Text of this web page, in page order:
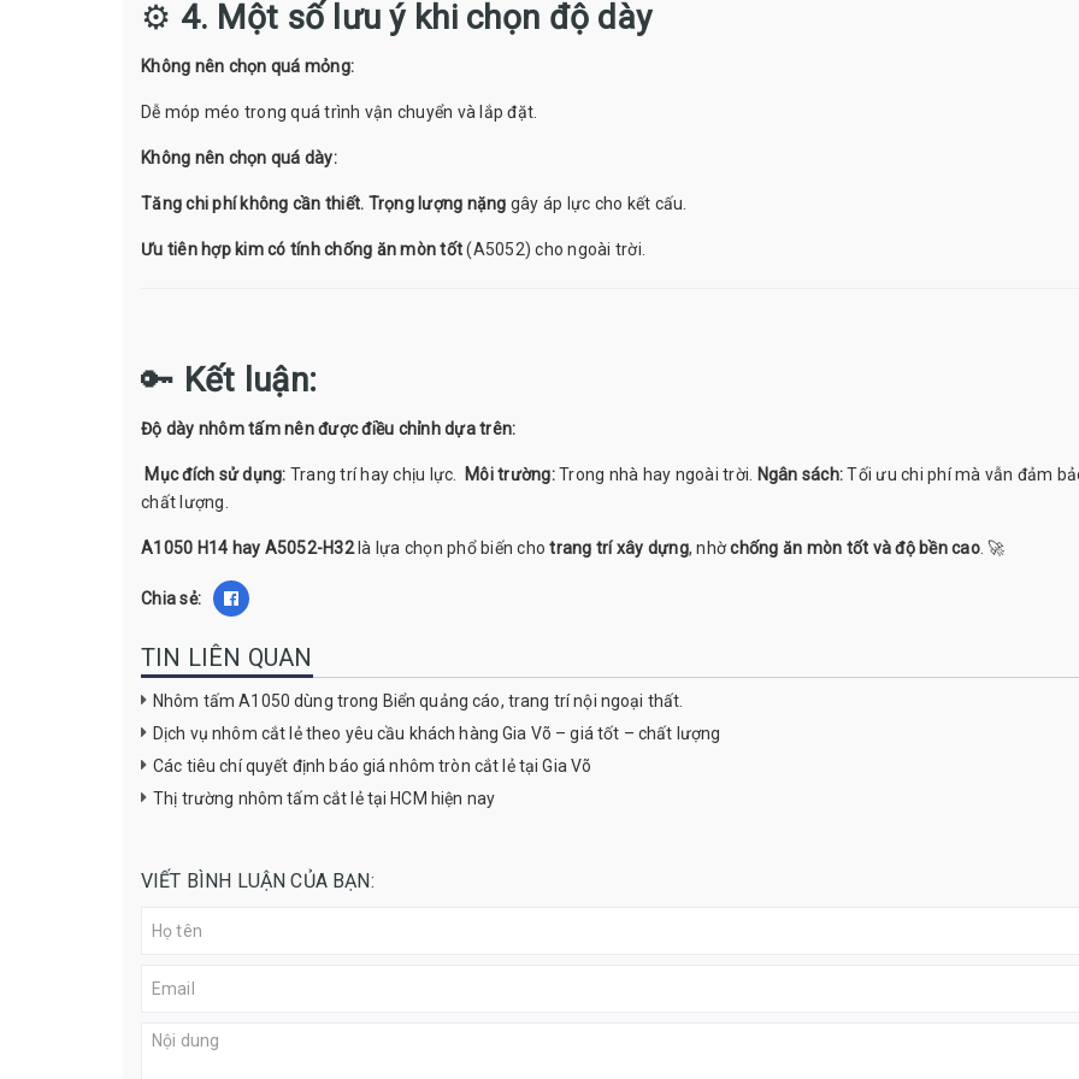
⚙️ 4. Một số lưu ý khi chọn độ dày
Không nên chọn quá mỏng:
Dễ móp méo trong quá trình vận chuyển và lắp đặt.
Không nên chọn quá dày:
Tăng chi phí không cần thiết. Trọng lượng nặng gây áp lực cho kết cấu.
Ưu tiên hợp kim có tính chống ăn mòn tốt(A5052) cho ngoài trời.
🔑 Kết luận:
Độ dày nhôm tấm nên được điều chỉnh dựa trên:
Mục đích sử dụng: Trang trí hay chịu lực. Môi trường:Trong nhà hay ngoài trời. Ngân sách:Tối ưu chi phí mà vẫn đảm
chất lượng.
A1050 H14 hay A5052-H32là lựa chọn phổ biến chotrang trí xây dựng, nhờchống ăn mòn tốt và độ bền cao. 🚀
Chia sẻ:
TIN LIÊN QUAN
Nhôm tấm A1050 dùng trong Biển quảng cáo, trang trí nội ngoại thất.
Dịch vụ nhôm cắt lẻ theo yêu cầu khách hàng Gia Võ – giá tốt – chất lượng
Các tiêu chí quyết định báo giá nhôm tròn cắt lẻ tại Gia Võ
Thị trường nhôm tấm cắt lẻ tại HCM hiện nay
VIẾT BÌNH LUẬN CỦA BẠN: